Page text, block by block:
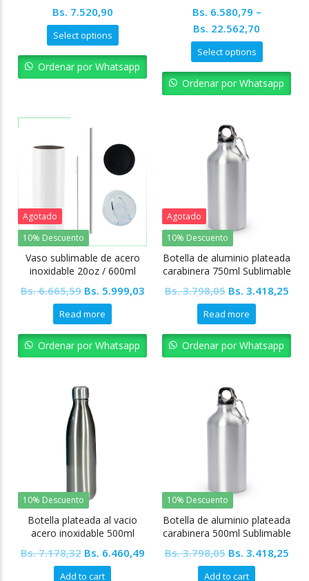
Bs. 7.520,90
Select options
Ordenar por Whatsapp
Bs. 6.580,79 –
Bs. 22.562,70
Select options
Ordenar por Whatsapp
Agotado
10% Descuento
Vaso sublimable de acero
inoxidable 20oz / 600ml
Accesorios
Bs.6.665,59 Original
price
was:
Bs. 6.665,59.
Bs. 5.999,03Current
Bs. 5.999,03.
Read more
Ordenar por Whatsapp
Agotado
10% Descuento
Botella de aluminio plateada
carabinera 750ml Sublimable
Bs.3.798,05 Original
price
was:
Bs. 3.798,05.
Bs. 3.418,25
Bs.
Read more
Ordenar por Whatsapp
10% Descuento
Botella plateada al vacio
acero inoxidable 500ml
Bs.7.178,32 Original
price
Bs. 6.460,49Current
Add to cart
10% Descuento
Botella de aluminio plateada
carabinera 500ml Sublimable
Bs.3.798,05 Original
price
Bs. 3.418,25
Add to cart